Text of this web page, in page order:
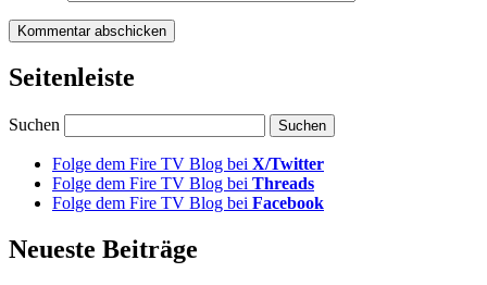
Seitenleiste
Suchen
Folge dem Fire TV Blog bei X/Twitter
Folge dem Fire TV Blog bei Threads
Folge dem Fire TV Blog bei Facebook
Neueste Beiträge